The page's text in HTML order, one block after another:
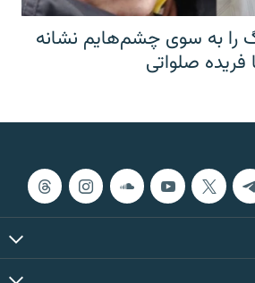
را به سوی چشم‌هایم نشانه
صلواتی